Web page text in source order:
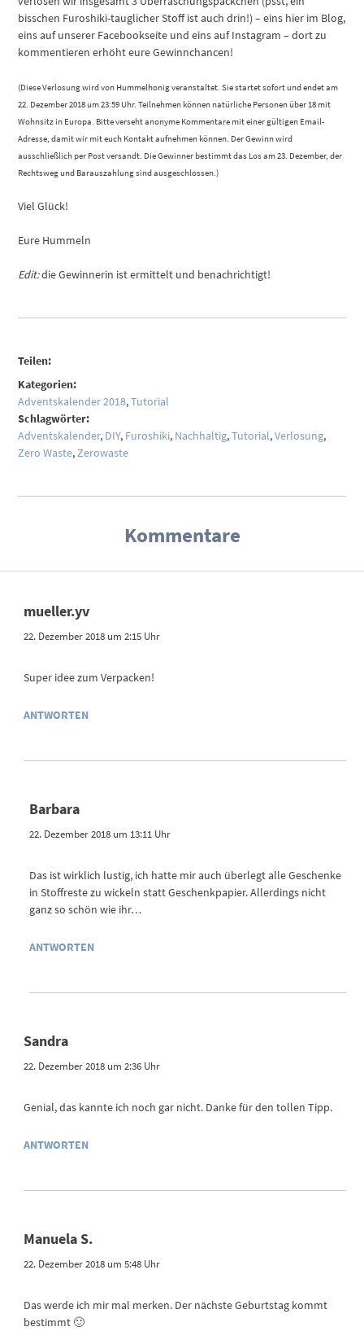
bisschen Furoshiki-tauglicher Stoff ist auch drin!) – eins hier im Blog,
eins auf unserer Facebookseite und eins auf Instagram – dort zu
kommentieren erhöht eure Gewinnchancen!
(Diese Verlosung wird von Hummelhonig veranstaltet. Sie startet sofort und endet am
22. Dezember 2018 um 23:59 Uhr. Teilnehmen können natürliche Personen über 18 mit
Wohnsitz in Europa. Bitte verseht anonyme Kommentare mit einer gültigen Email-
Adresse, damit wir mit euch Kontakt aufnehmen können. Der Gewinn wird
ausschließlich per Post versandt. Die Gewinner bestimmt das Los am 23. Dezember, der
Rechtsweg und Barauszahlung sind ausgeschlossen.)
Viel Glück!
Eure Hummeln
Edit:die Gewinnerin ist ermittelt und benachrichtigt!
Teilen:
Kategorien:
Adventskalender 2018,Tutorial
Schlagwörter:
Adventskalender, DIY, Furoshiki, Nachhaltig,Tutorial,Verlosung,
Zero Waste,Zerowaste
Kommentare
mueller.yv
22. Dezember 2018 um 2:15 Uhr
Super idee zum Verpacken!
ANTWORTEN
Barbara
22. Dezember 2018 um 13:11 Uhr
Das ist wirklich lustig, ich hatte mir auch überlegt alle Geschenke
in Stoffreste zu wickeln statt Geschenkpapier. Allerdings nicht
ganz so schön wie ihr…
ANTWORTEN
Sandra
22. Dezember 2018 um 2:36 Uhr
Genial, das kannte ich noch gar nicht. Danke für den tollen Tipp.
ANTWORTEN
Manuela S.
22. Dezember 2018 um 5:48 Uhr
Das werde ich mir mal merken. Der nächste Geburtstag kommt
bestimmt 🙂